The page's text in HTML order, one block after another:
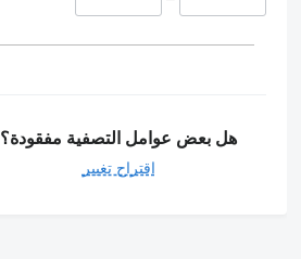
هل بعض عوامل التصفية مفقودة؟
اقتراح تغيير